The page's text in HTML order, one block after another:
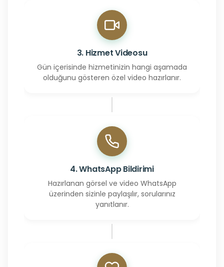
3. Hizmet Videosu
Gün içerisinde hizmetinizin hangi aşamada
olduğunu gösteren özel video hazırlanır.
4. WhatsApp Bildirimi
Hazırlanan görsel ve video WhatsApp
üzerinden sizinle paylaşılır, sorularınız
yanıtlanır.